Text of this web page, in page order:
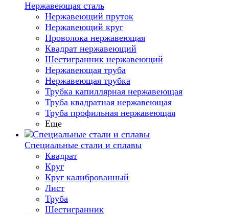
Нержавеющая сталь
Нержавеющий пруток
Нержавеющий круг
Проволока нержавеющая
Квадрат нержавеющий
Шестигранник нержавеющий
Нержавеющая труба
Нержавеющая трубка
Трубка капиллярная нержавеющая
Труба квадратная нержавеющая
Труба профильная нержавеющая
Еще
Специальные стали и сплавы
Квадрат
Круг
Круг калиброванный
Лист
Труба
Шестигранник